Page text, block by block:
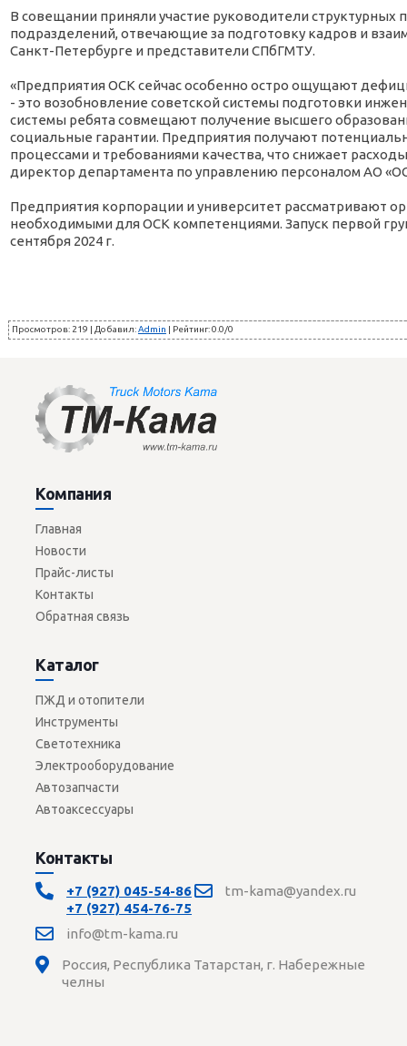
В совещании приняли участие руководители
подразделений, отвечающие за подготовку кадров и
Санкт-Петербурге и представители СПбГМТУ.
«Предприятия ОСК сейчас особенно остро ощущают
- это возобновление советской системы подготовки
системы ребята совмещают получение высшего
социальные гарантии. Предприятия получают
процессами и требованиями качества, что снижает
директор департамента по управлению персоналом АО
Предприятия корпорации и университет рассматривают
необходимыми для ОСК компетенциями. Запуск первой
сентября 2024 г.
Просмотров: 219 | Добавил:Admin | Рейтинг:0.0/0
Компания
Главная
Новости
Прайс-листы
Контакты
Обратная связь
Каталог
ПЖД и отопители
Инструменты
Светотехника
Электрооборудование
Автозапчасти
Автоаксессуары
Контакты
+7 (927) 045-54-86
+7 (927) 454-76-75
tm-kama@yandex.ru
info@tm-kama.ru
Россия, Республика Татарстан, г. Набережные
челны